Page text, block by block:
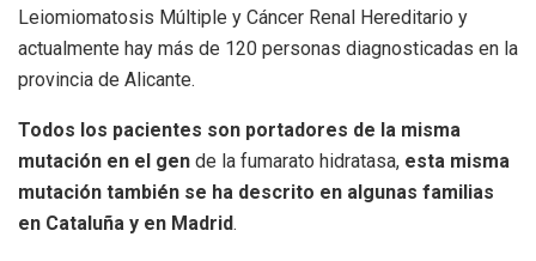
Leiomiomatosis Múltiple y Cáncer Renal Hereditario y
actualmente hay más de 120 personas diagnosticadas en la
provincia de Alicante.
Todos los pacientes son portadores de la misma
mutación en el gen de la fumarato hidratasa, esta misma
mutación también se ha descrito en algunas familias
en Cataluña y en Madrid.